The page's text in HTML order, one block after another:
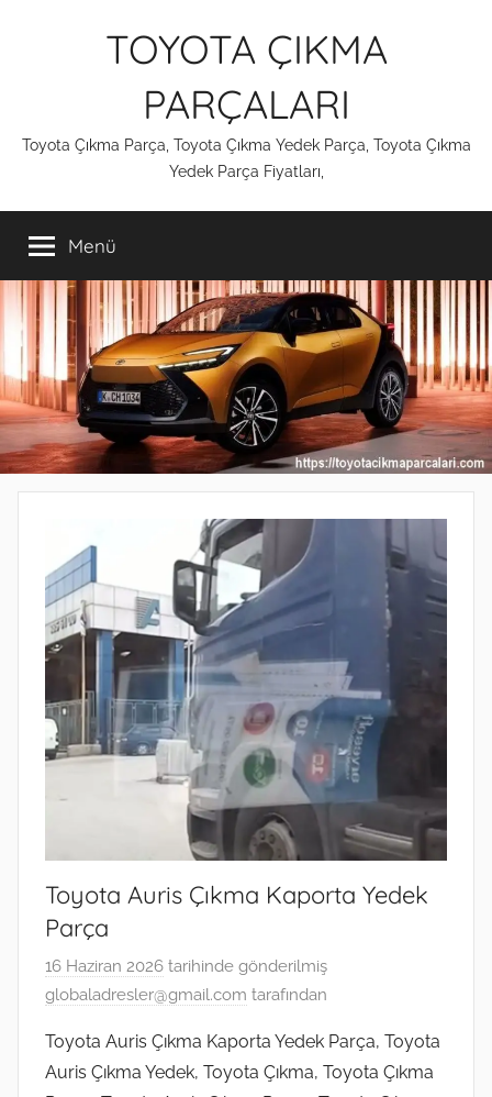
TOYOTA ÇIKMA
PARÇALARI
Toyota Çıkma Parça, Toyota Çıkma Yedek Parça, Toyota Çıkma
Yedek Parça Fiyatları,
Menü
Toyota Auris Çıkma Kaporta Yedek
Parça
16 Haziran 2026 tarihinde gönderilmiş
globaladresler@gmail.com tarafından
Toyota Auris Çıkma Kaporta Yedek Parça, Toyota
Auris Çıkma Yedek, Toyota Çıkma, Toyota Çıkma